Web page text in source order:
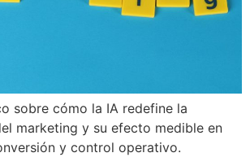
sobre cómo la IA redefine la
marketing y su efecto medible en
y control operativo.